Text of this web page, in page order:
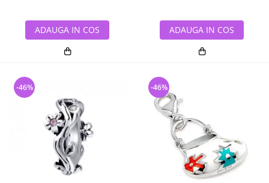
ADAUGA IN COS ADAUGA IN COS
-46% -46%